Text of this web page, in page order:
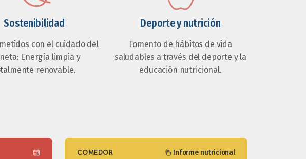
Sostenibilidad
con el cuidado del
Energía limpia y
renovable.
Deporte y nutrición
Fomento de hábitos de vida
saludables a través del deporte y la
educación nutricional.
COMEDOR Informe nutricional